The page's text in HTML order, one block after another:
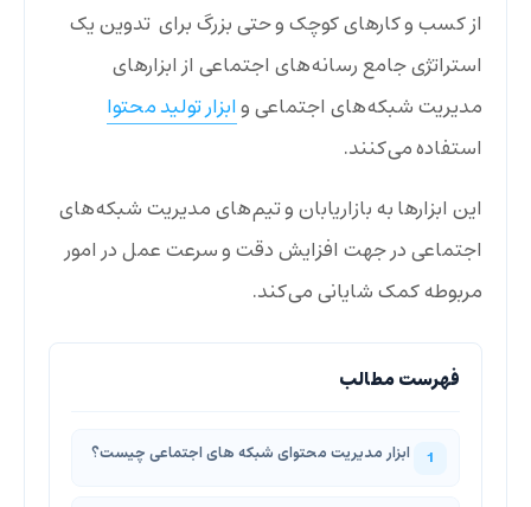
از کسب و کارهای کوچک و حتی بزرگ برای تدوین یک
استراتژی جامع رسانه‌های اجتماعی از ابزارهای
مدیریت شبکه‌های اجتماعی وابزار تولید محتوا
استفاده می‌کنند.
این ابزارها به بازاریابان و تیم‌های مدیریت شبکه‌های
اجتماعی در جهت افزایش دقت و سرعت عمل در امور
مربوطه کمک شایانی می‌کند.
ابزار مدیریت محتوای شبکه های اجتماعی چیست؟